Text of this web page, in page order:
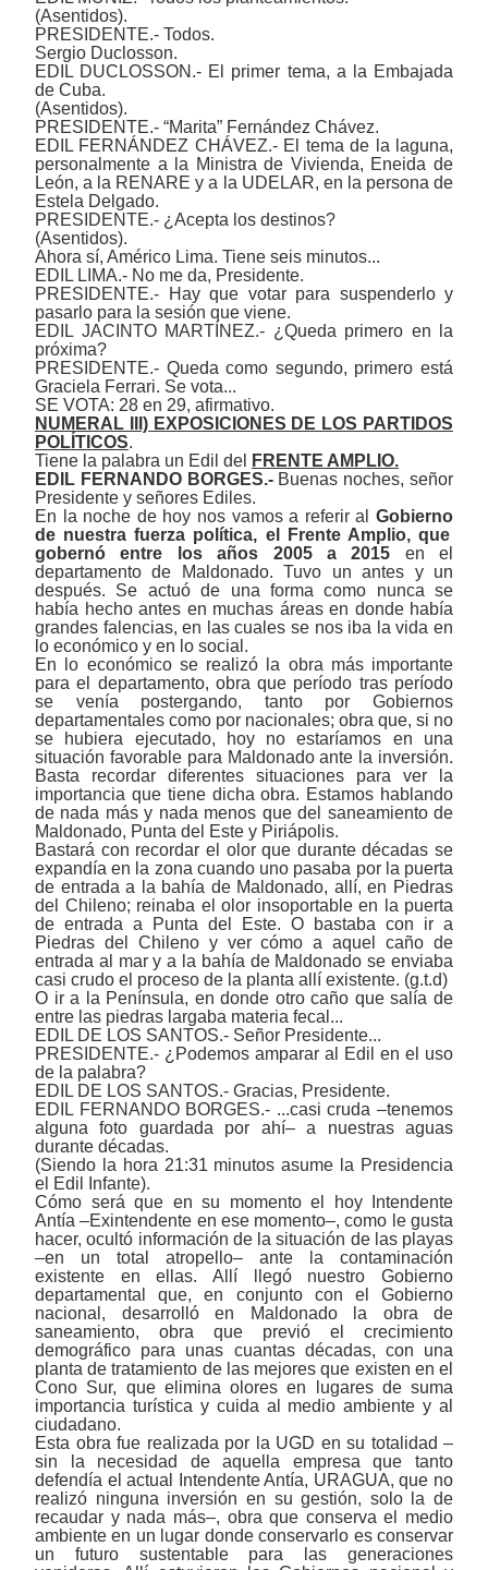
(Asentidos).
PRESIDENTE.- Todos.
Sergio Duclosson.
EDIL DUCLOSSON.- El primer tema, a la Embajada
de Cuba.
(Asentidos).
PRESIDENTE.- “Marita” Fernández Chávez.
EDIL FERNÁNDEZ CHÁVEZ.- El tema de la laguna,
personalmente a la Ministra de Vivienda, Eneida de
León, a la RENARE y a la UDELAR, en la persona de
Estela Delgado.
PRESIDENTE.- ¿Acepta los destinos?
(Asentidos).
Ahora sí, Américo Lima. Tiene seis minutos...
EDIL LIMA.- No me da, Presidente.
PRESIDENTE.- Hay que votar para suspenderlo y
pasarlo para la sesión que viene.
EDIL JACINTO MARTÍNEZ.- ¿Queda primero en la
próxima?
PRESIDENTE.- Queda como segundo, primero está
Graciela Ferrari. Se vota...
SE VOTA: 28 en 29, afirmativo.
NUMERAL III) EXPOSICIONES DE LOS PARTIDOS
POLÍTICOS.
Tiene la palabra un Edil del
FRENTE AMPLIO.
EDIL FERNANDO BORGES.-Buenas noches, señor
Presidente y señores Ediles.
En la noche de hoy nos vamos a referir al Gobierno
de nuestra fuerza política, el Frente Amplio, que
gobernó entre los años 2005 a 2015 en el
departamento de Maldonado. Tuvo un antes y un
después. Se actuó de una forma como nunca se
había hecho antes en muchas áreas en donde había
grandes falencias, en las cuales se nos iba la vida en
lo económico y en lo social.
En lo económico se realizó la obra más importante
para el departamento, obra que período tras período
se venía postergando, tanto por Gobiernos
departamentales como por nacionales; obra que, si no
se hubiera ejecutado, hoy no estaríamos en una
situación favorable para Maldonado ante la inversión.
Basta recordar diferentes situaciones para ver la
importancia que tiene dicha obra. Estamos hablando
de nada más y nada menos que del saneamiento de
Maldonado, Punta del Este y Piriápolis.
Bastará con recordar el olor que durante décadas se
expandía en la zona cuando uno pasaba por la puerta
de entrada a la bahía de Maldonado, allí, en Piedras
del Chileno; reinaba el olor insoportable en la puerta
de entrada a Punta del Este. O bastaba con ir a
Piedras del Chileno y ver cómo a aquel caño de
entrada al mar y a la bahía de Maldonado se enviaba
casi crudo el proceso de la planta allí existente. (g.t.d)
O ir a la Península, en donde otro caño que salía de
entre las piedras largaba materia fecal...
EDIL DE LOS SANTOS.- Señor Presidente...
PRESIDENTE.- ¿Podemos amparar al Edil en el uso
de la palabra?
EDIL DE LOS SANTOS.- Gracias, Presidente.
EDIL FERNANDO BORGES.- ...casi cruda ‒tenemos
alguna foto guardada por ahí‒ a nuestras aguas
durante décadas.
(Siendo la hora 21:31 minutos asume la Presidencia
el Edil Infante).
Cómo será que en su momento el hoy Intendente
Antía ‒Exintendente en ese momento‒, como le gusta
hacer, ocultó información de la situación de las playas
‒en un total atropello‒ ante la contaminación
existente en ellas. Allí llegó nuestro Gobierno
departamental que, en conjunto con el Gobierno
nacional, desarrolló en Maldonado la obra de
saneamiento, obra que previó el crecimiento
demográfico para unas cuantas décadas, con una
planta de tratamiento de las mejores que existen en el
Cono Sur, que elimina olores en lugares de suma
importancia turística y cuida al medio ambiente y al
ciudadano.
Esta obra fue realizada por la UGD en su totalidad ‒
sin la necesidad de aquella empresa que tanto
defendía el actual Intendente Antía, URAGUA, que no
realizó ninguna inversión en su gestión, solo la de
recaudar y nada más‒, obra que conserva el medio
ambiente en un lugar donde conservarlo es conservar
un futuro sustentable para las generaciones